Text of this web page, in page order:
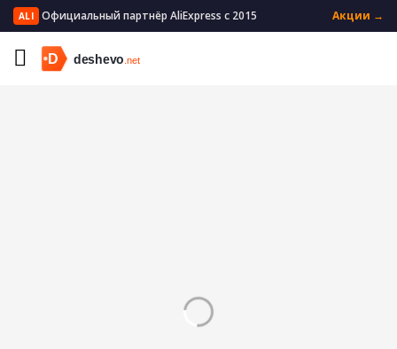
ALI Официальный партнёр AliExpress с 2015 Акции →
Главная Мужская одежда
Мужские трусы боксеры